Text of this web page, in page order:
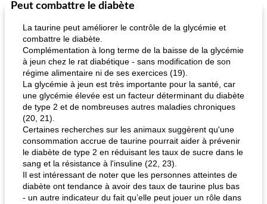
Peut combattre le diabète
La taurine peut améliorer le contrôle de la glycémie et
combattre le diabète.
Complémentation à long terme de la baisse de la glycémie
à jeun chez le rat diabétique - sans modification de son
régime alimentaire ni de ses exercices (19).
La glycémie à jeun est très importante pour la santé, car
une glycémie élevée est un facteur déterminant du diabète
de type 2 et de nombreuses autres maladies chroniques
(20, 21).
Certaines recherches sur les animaux suggèrent qu'une
consommation accrue de taurine pourrait aider à prévenir
le diabète de type 2 en réduisant les taux de sucre dans le
sang et la résistance à l'insuline (22, 23).
Il est intéressant de noter que les personnes atteintes de
diabète ont tendance à avoir des taux de taurine plus bas
- un autre indicateur du fait qu’elle peut jouer un rôle dans